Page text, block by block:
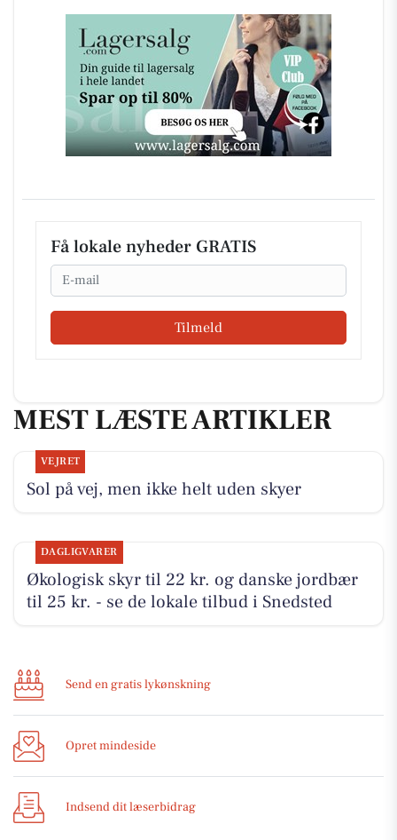
Få lokale nyheder GRATIS
Email
Tilmeld
MEST LÆSTE ARTIKLER
VEJRET
Sol på vej, men ikke helt uden skyer
DAGLIGVARER
Økologisk skyr til 22 kr. og danske jordbær
til 25 kr. - se de lokale tilbud i Snedsted
Send en gratis lykønskning
Opret mindeside
Indsend dit læserbidrag